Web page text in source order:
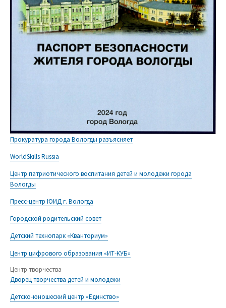
Прокуратура города Вологды разъясняет
WorldSkills Russia
Центр патриотического воспитания детей и молодежи города
Вологды
Пресс-центр ЮИД г. Вологда
Городской родительский совет
Детский технопарк «Кванториум»
Центр цифрового образования «ИТ-КУБ»
Центр творчества
Дворец творчества детей и молодежи
Детско-юношеский центр «Единство»